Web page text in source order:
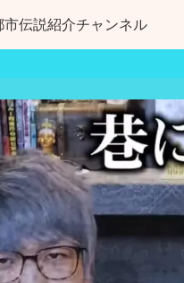
伝説紹介チャンネル